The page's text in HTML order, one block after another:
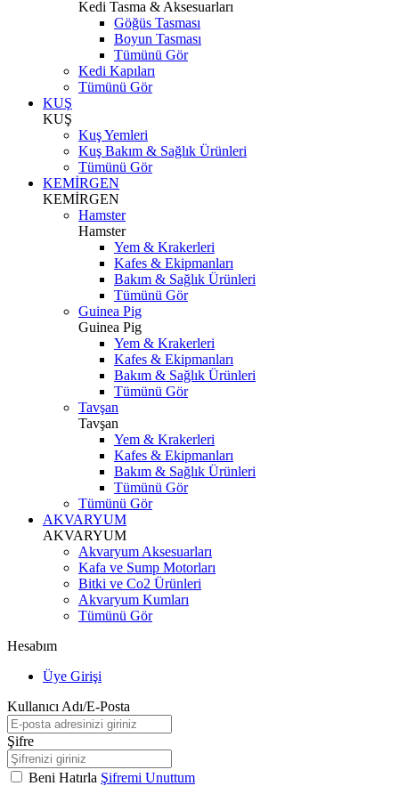
Kedi Tasma & Aksesuarları
Göğüs Tasması
Boyun Tasması
Tümünü Gör
Kedi Kapıları
Tümünü Gör
KUŞ
KUŞ
Kuş Yemleri
Kuş Bakım & Sağlık Ürünleri
Tümünü Gör
KEMİRGEN
KEMİRGEN
Hamster
Hamster
Yem & Krakerleri
Kafes & Ekipmanları
Bakım & Sağlık Ürünleri
Tümünü Gör
Guinea Pig
Guinea Pig
Yem & Krakerleri
Kafes & Ekipmanları
Bakım & Sağlık Ürünleri
Tümünü Gör
Tavşan
Tavşan
Yem & Krakerleri
Kafes & Ekipmanları
Bakım & Sağlık Ürünleri
Tümünü Gör
Tümünü Gör
AKVARYUM
AKVARYUM
Akvaryum Aksesuarları
Kafa ve Sump Motorları
Bitki ve Co2 Ürünleri
Akvaryum Kumları
Tümünü Gör
Hesabım
Üye Girişi
Kullanıcı Adı/E-Posta
Şifre
Beni Hatırla Şifremi Unuttum